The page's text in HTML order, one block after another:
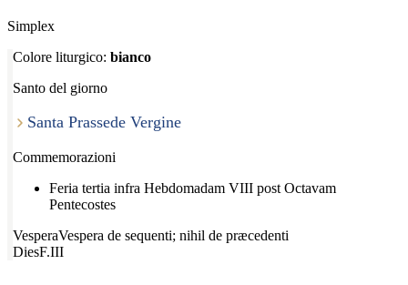
Simplex
Colore liturgico: bianco
Santo del giorno
Santa Prassede Vergine
Commemorazioni
Feria tertia infra Hebdomadam VIII post Octavam
Pentecostes
VesperaVespera de sequenti; nihil de præcedenti
DiesF.III